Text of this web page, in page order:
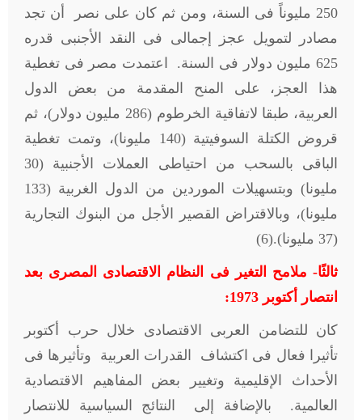
250 مليوناً فى السنة، ومن ثم كان على نصر أن تجد
مصادر لتمويل عجز إجمالى فى النقد الأجنبى قدره
625 مليون دولار فى السنة. اعتمدت مصر فى تغطية
هذا العجز، على المنح المقدمة من بعض الدول
العربية، طبقا لاتفاقية الخرطوم (286 مليون دولار)، ثم
قروض الكتلة السوفيتية (140 مليونا)، وتمت تغطية
الباقى بالسحب من احتياطى العملات الأجنبية (30
مليونا) وبتسهيلات الموردين من الدول الغربية (133
مليونا)، وبالاقتراض القصير الأجل من البنوك التجارية
(37 مليونا).(6)
ثالثًا- ملامح التغير فى النظام الاقتصادى المصرى بعد
انتصار أكتوبر 1973:
كان للتضامن العربى الاقتصادى خلال حرب أكتوبر
تأثيرا فعال فى اكتشاف القدرات العربية وتأثيرها فى
الأحداث الإقليمية وتغيير بعض المفاهيم الاقتصادية
العالمية. بالإضافة إلى النتائج السياسية للانتصار